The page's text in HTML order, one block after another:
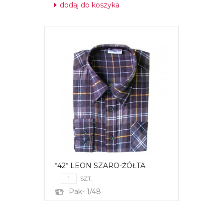
dodaj do koszyka
*42* LEON SZARO-ŻÓŁTA
SZT.
Pak- 1/48